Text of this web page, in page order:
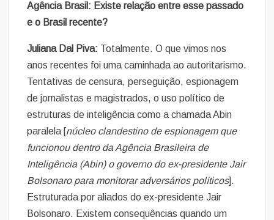
Agência Brasil: Existe relação entre esse passado
e o Brasil recente?
Juliana Dal Piva: Totalmente. O que vimos nos
anos recentes foi uma caminhada ao autoritarismo.
Tentativas de censura, perseguição, espionagem
de jornalistas e magistrados, o uso político de
estruturas de inteligência como a chamada Abin
paralela [núcleo clandestino de espionagem que
funcionou dentro da Agência Brasileira de
Inteligência (Abin) o governo do ex-presidente Jair
Bolsonaro para monitorar adversários políticos].
Estruturada por aliados do ex-presidente Jair
Bolsonaro. Existem consequências quando um